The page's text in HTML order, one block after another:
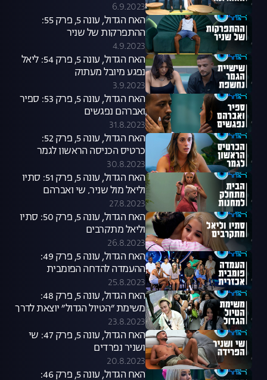
6.9.2023
האח הגדול, עונה 5, פרק 55:
ההתפרקות של שניר
4.9.2023
האח הגדול, עונה 5, פרק 54: ליאל
נפגע מיובל מעתוק
3.9.2023
האח הגדול, עונה 5, פרק 53: ספיר
ואברהם נפגשים
31.8.2023
האח הגדול, עונה 5, פרק 52:
כרטיס הכניסה הראשון לגמר
30.8.2023
האח הגדול, עונה 5, פרק 51: סתיו
וליאל מול שניר, שי ואברהם
27.8.2023
האח הגדול, עונה 5, פרק 50: סתיו
וליאל מתקרבים
26.8.2023
האח הגדול, עונה 5, פרק 49:
ההעמדה להדחה הפומבית
שפיצלה את הבית
25.8.2023
האח הגדול, עונה 5, פרק 48:
משימת ״הטיול הגדול״ יוצאת לדרך
23.8.2023
האח הגדול, עונה 5, פרק 47: שי
ושניר נפרדים
20.8.2023
האח הגדול, עונה 5, פרק 46: